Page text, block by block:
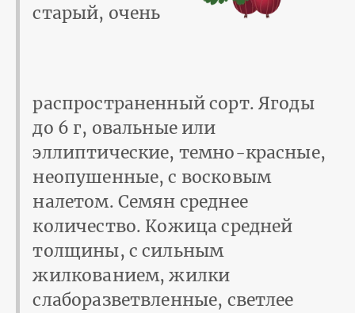
старый, очень
распространенный сорт. Ягоды
до 6 г, овальные или
эллиптические, темно-красные,
неопушенные, с восковым
налетом. Семян среднее
количество. Кожица средней
толщины, с сильным
жилкованием, жилки
слаборазветвленные, светлее